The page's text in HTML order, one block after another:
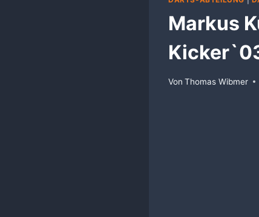
Markus
Von Thomas Wibmer